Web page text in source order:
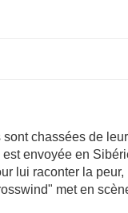
chassées de
envoyée en
lui raconter la
met en